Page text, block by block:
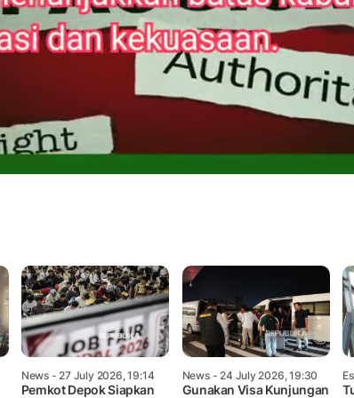
News- 27 July 2026, 19:14
Pemkot Depok Siapkan
News- 24 July 2026, 19:30
Gunakan Visa Kunjungan